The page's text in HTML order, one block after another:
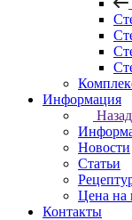
Информация
Назад
Новости
Статьи
Цена на
Контакты